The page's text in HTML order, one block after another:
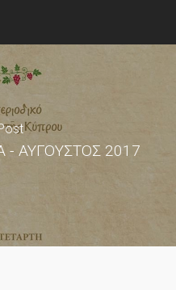
- ΑΥΓΟΥΣΤΟΣ 2017